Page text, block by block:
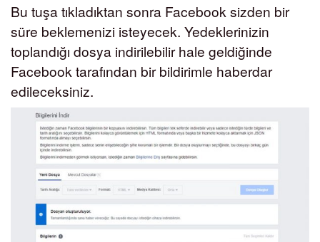
Bu tuşa tıkladıktan sonra Facebook sizden bir
süre beklemenizi isteyecek. Yedeklerinizin
toplandığı dosya indirilebilir hale geldiğinde
Facebook tarafından bir bildirimle haberdar
edileceksiniz.